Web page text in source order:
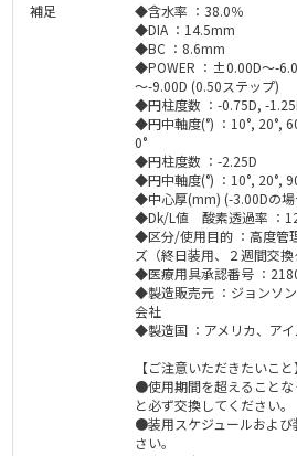
補足
◆含水率 ：38.0％
◆DIA ：14.5mm
◆BC ：8.6mm
◆POWER ：±0.00D～-
～-9.00D (0.50ステップ)
◆円柱度数 ：-0.75D, -
◆円中軸度(°) ：10°, 20°,
0°
◆円柱度数 ：-2.25D
◆円中軸度(°) ：10°, 20°,
◆中心厚(mm) (-3.00Dの
◆Dk/L値 酸素透過率 ：
◆区分/使用目的 ：高度管
ズ（終日装用、２週間交換
◆医療用具承認番号 ：
◆製造販売元 ：ジョンソ
会社
◆製造国 ：アメリカ、ア
【ご注意いただきたいこと】
●使用期間を超えること
と必ず交換してください。
●装用スケジュールおよび
さい。